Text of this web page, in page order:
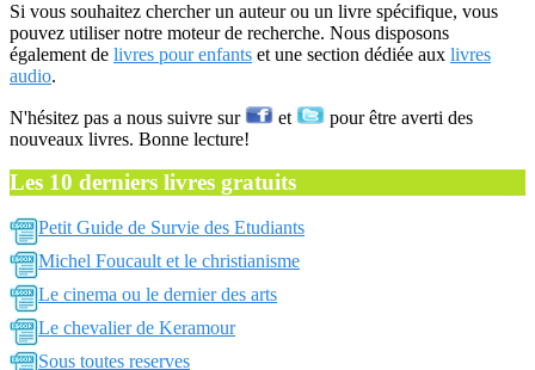
Si vous souhaitez chercher un auteur ou un livre spécifique, vous
pouvez utiliser notre moteur de recherche. Nous disposons
également de livres pour enfants et une section dédiée aux livres
audio.
N'hésitez pas a nous suivre sur et
pour être averti des
nouveaux livres. Bonne lecture!
Les 10 derniers livres gratuits
Petit Guide de Survie des Etudiants
Michel Foucault et le christianisme
Le cinema ou le dernier des arts
Le chevalier de Keramour
Sous toutes reserves